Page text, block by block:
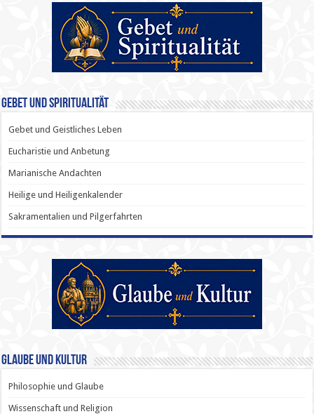
Gebet und Spiritualität
Gebet und Geistliches Leben
Eucharistie und Anbetung
Marianische Andachten
Heilige und Heiligenkalender
Sakramentalien und Pilgerfahrten
Glaube und Kultur
Philosophie und Glaube
Wissenschaft und Religion